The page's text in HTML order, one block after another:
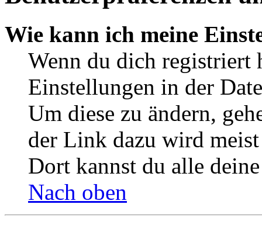
Wie kann ich meine
Wenn du dich registriert
Einstellungen in der
Um diese zu ändern,
der Link dazu wird
Dort kannst du alle
Nach oben